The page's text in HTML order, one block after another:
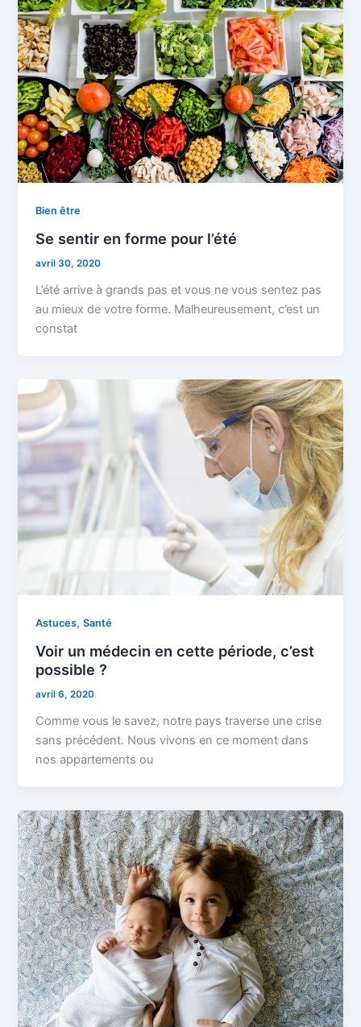
Bien être
Se sentir en forme pour l’été
avril 30, 2020
L’été arrive à grands pas et vous ne vous sentez pas
au mieux de votre forme. Malheureusement, c’est un
constat
Astuces,Santé
Voir un médecin en cette période, c’est
possible ?
avril 6, 2020
Comme vous le savez, notre pays traverse une crise
sans précédent. Nous vivons en ce moment dans
nos appartements ou